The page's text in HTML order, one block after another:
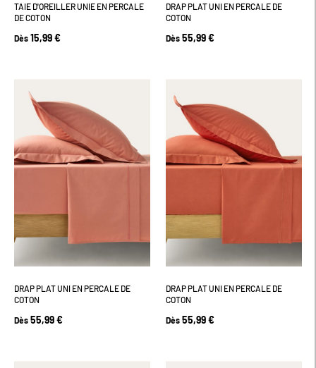
TAIE D'OREILLER UNIE EN PERCALE
DE COTON
Dès 15,99 €
DRAP PLAT UNI EN PERCALE DE
COTON
Dès 55,99 €
DRAP PLAT UNI EN PERCALE DE
COTON
Dès 55,99 €
DRAP PLAT UNI EN PERCALE DE
COTON
Dès 55,99 €